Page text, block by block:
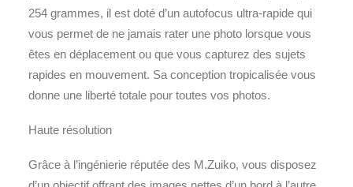
254 grammes, il est doté d’un autofocus ultra-rapide qui
vous permet de ne jamais rater une photo lorsque vous
êtes en déplacement ou que vous capturez des sujets
rapides en mouvement. Sa conception tropicalisée vous
donne une liberté totale pour toutes vos photos.
Haute résolution
Grâce à l’ingénierie réputée des M.Zuiko, vous disposez